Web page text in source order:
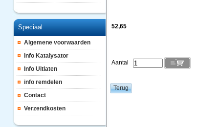
Speciaal
Algemene voorwaarden
info Katalysator
Info Uitlaten
info remdelen
Contact
Verzendkosten
52,65
Aantal